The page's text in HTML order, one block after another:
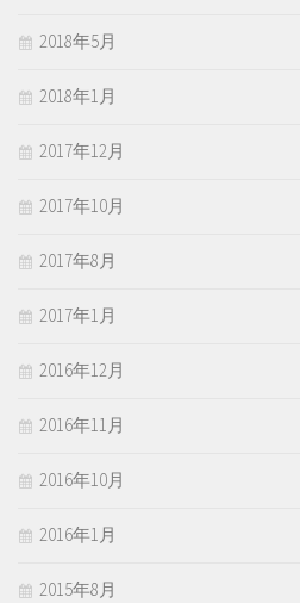
2018年5月
2018年1月
2017年12月
2017年10月
2017年8月
2017年1月
2016年12月
2016年11月
2016年10月
2016年1月
2015年8月